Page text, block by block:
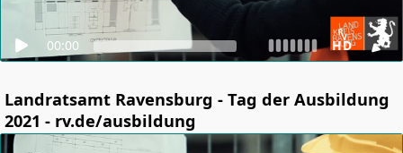
00:00 HD
Landratsamt Ravensburg - Tag der Ausbildung
2021 - rv.de/ausbildung